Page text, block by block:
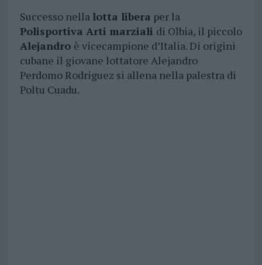
Successo nella lotta libera per la
Polisportiva Arti marziali di Olbia, il piccolo
Alejandro è vicecampione d’Italia. Di origini
cubane il giovane lottatore Alejandro
Perdomo Rodriguez si allena nella palestra di
Poltu Cuadu.